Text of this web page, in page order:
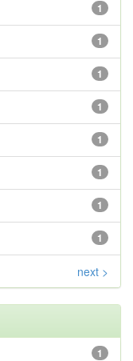
1
1
1
1
1
1
1
1
next >
1